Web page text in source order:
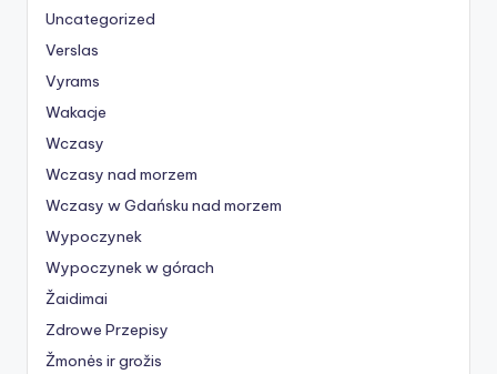
Uncategorized
Verslas
Vyrams
Wakacje
Wczasy
Wczasy nad morzem
Wczasy w Gdańsku nad morzem
Wypoczynek
Wypoczynek w górach
Žaidimai
Zdrowe Przepisy
Žmonės ir grožis